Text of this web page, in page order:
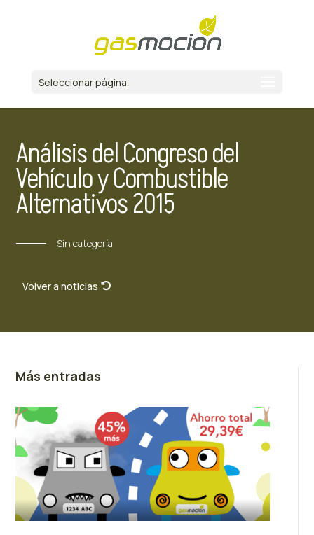
Seleccionar página
Análisis del Congreso del
Vehículo y Combustible
Alternativos 2015
Sin categoría
Volver a noticias
Más entradas